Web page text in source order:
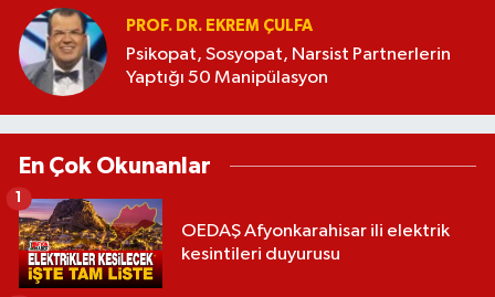
PROF. DR. EKREM ÇULFA
Psikopat, Sosyopat, Narsist Partnerlerin
Yaptığı 50 Manipülasyon
En Çok Okunanlar
OEDAŞ Afyonkarahisar ili elektrik
kesintileri duyurusu
1